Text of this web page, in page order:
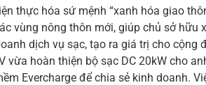
thực hóa sứ mệnh “xanh hóa giao
vùng nông thôn mới, giúp chủ sở
dịch vụ sạc, tạo ra giá trị cho cộng
vừa hoàn thiện bộ sạc DC 20kW cho
Evercharge để chia sẻ kinh doanh.